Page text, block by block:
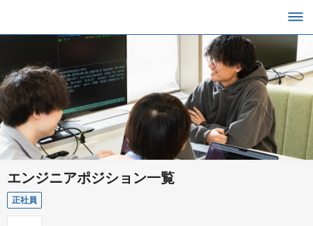
エンジニアポジション一覧
正社員